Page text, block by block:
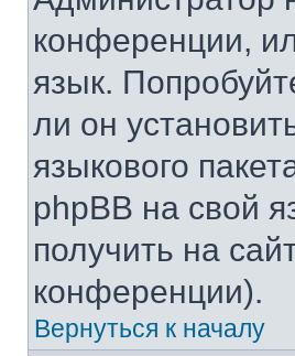
конференции,
язык.
ли он
языкового
phpBB на свой
получить на
конференции).
Вернуться к началу